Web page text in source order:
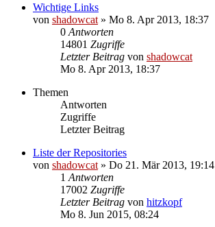
Wichtige Links
von shadowcat » Mo 8. Apr 2013, 18:37
0 Antworten
14801 Zugriffe
Letzter Beitrag von shadowcat
Mo 8. Apr 2013, 18:37
Themen
Antworten
Zugriffe
Letzter Beitrag
Liste der Repositories
von shadowcat » Do 21. Mär 2013, 19:14
1 Antworten
17002 Zugriffe
Letzter Beitrag von hitzkopf
Mo 8. Jun 2015, 08:24